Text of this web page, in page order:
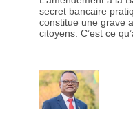
secret bancaire
constitue une grave
citoyens. C’est ce